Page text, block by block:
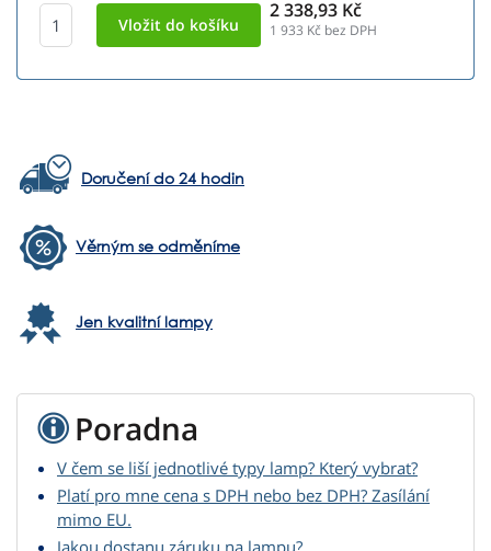
2 338,93 Kč
1 933 Kč bez DPH
Doručení do 24 hodin
Věrným se odměníme
Jen kvalitní lampy
Poradna
V čem se liší jednotlivé typy lamp? Který vybrat?
Platí pro mne cena s DPH nebo bez DPH? Zasílání
mimo EU.